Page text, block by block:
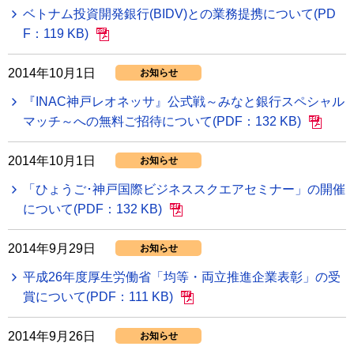
ベトナム投資開発銀行(BIDV)との業務提携について(PD
F：119 KB)
2014年10月1日 お知らせ
『INAC神戸レオネッサ』公式戦～みなと銀行スペシャル
マッチ～への無料ご招待について(PDF：132 KB)
2014年10月1日 お知らせ
「ひょうご･神戸国際ビジネススクエアセミナー」の開催
について(PDF：132 KB)
2014年9月29日 お知らせ
平成26年度厚生労働省「均等・両立推進企業表彰」の受
賞について(PDF：111 KB)
2014年9月26日 お知らせ